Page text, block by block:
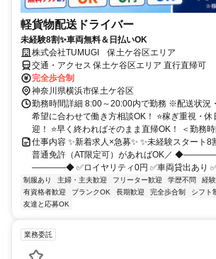
軽貨物配送ドライバー
未経験8割✨車両無料＆日払いOK
株式会社TUMUGI 保土ケ谷区エリア
交通・アクセス 保土ケ谷区エリア 直行直帰可
完全歩合制
神奈川県横浜市保土ケ谷区
勤務時間詳細 8:00～20:00内で勤務 ※配送状況
希望に合わせて働き方相談OK！ ⭐稼ぎ重視・
迎！ ⭐早く終わればそのまま直帰OK！ ＜勤務
仕事内容 ✨新着求人×急募✨ ✨未経験スタート8
普通免許（AT限定可）があればOK／ ◆――――
――――◆ ✅ロイヤリティ0円 ✅車両貸出あり ✅
制服あり 主婦・主夫歓迎 フリーター歓迎 学歴不問 経
有資格者歓迎
ブランクOK 長期歓迎 完全歩合制 シフト
友達と応募OK
業務委託